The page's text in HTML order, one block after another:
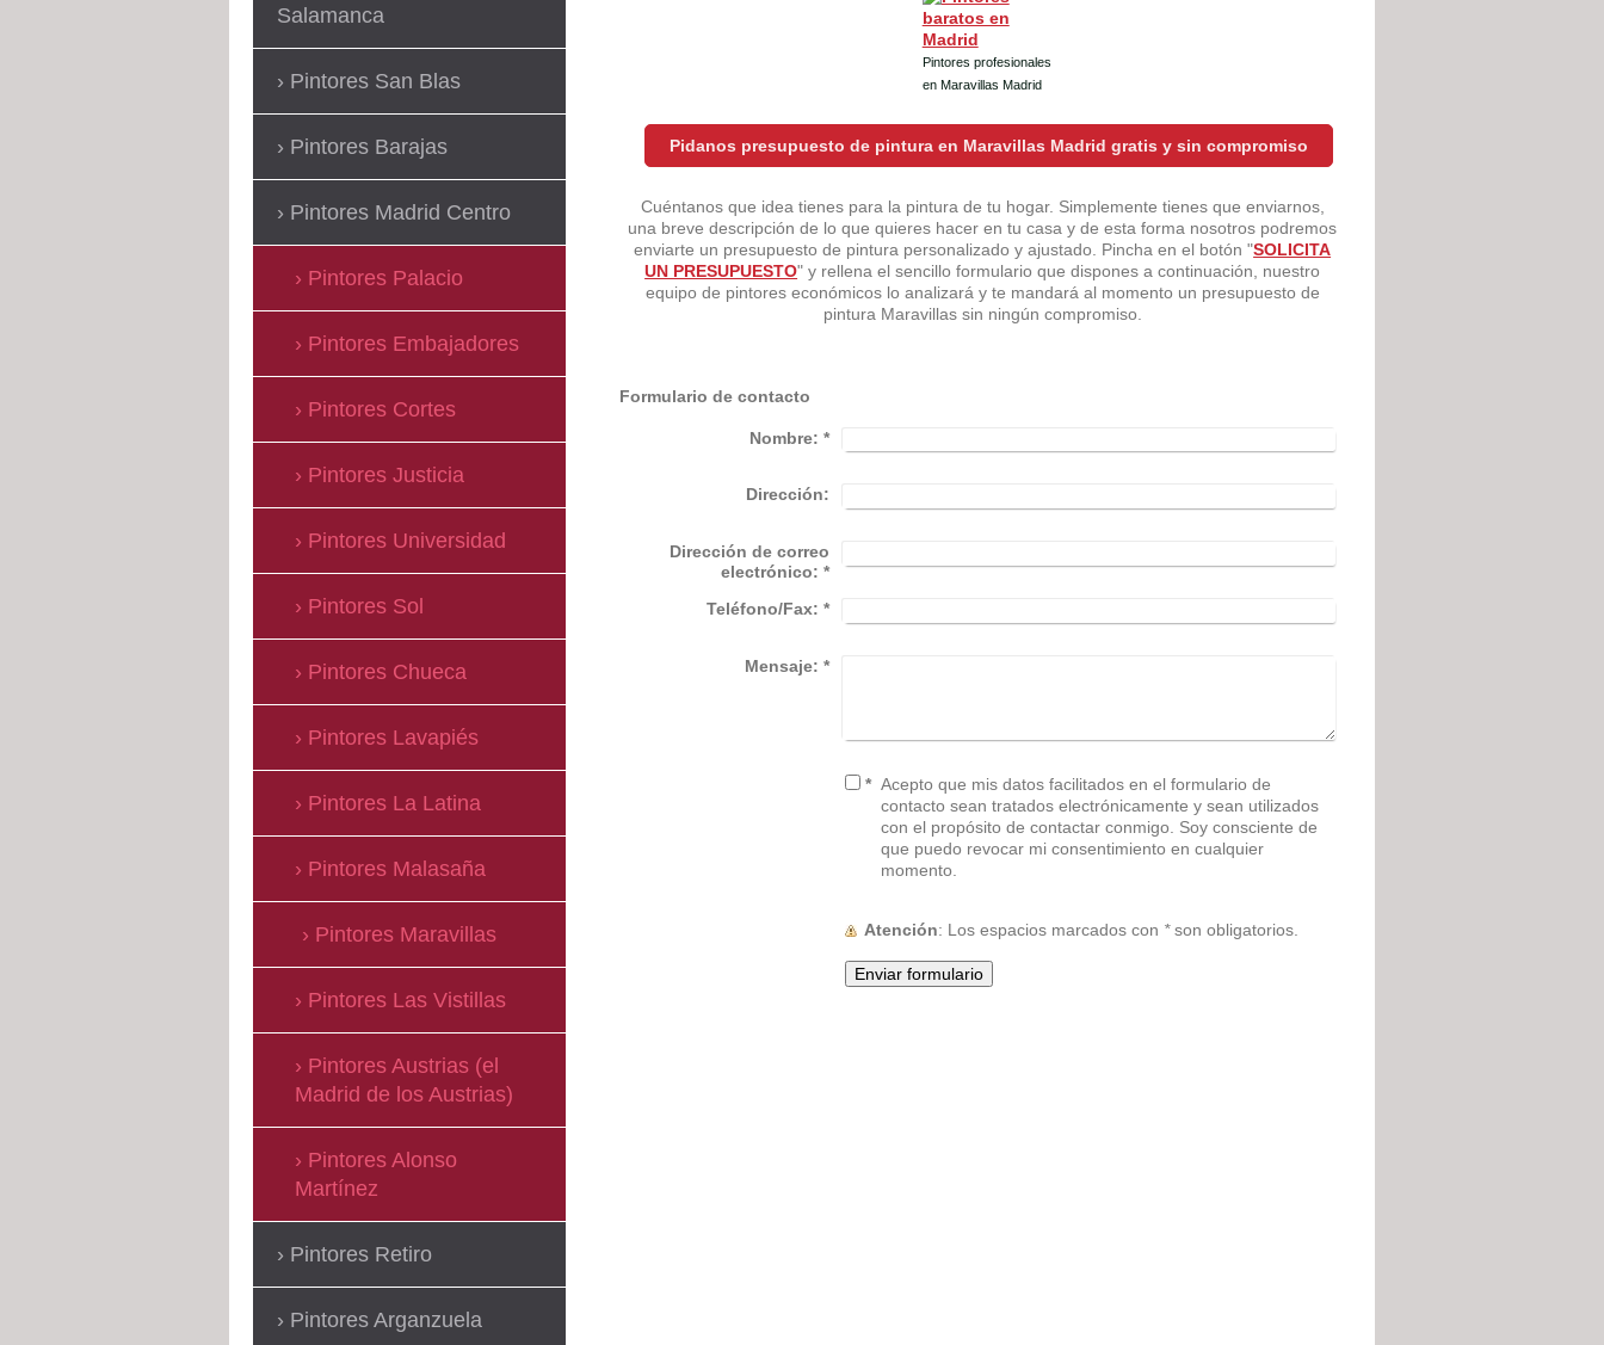
Pintores profesionales
en Maravillas Madrid
Pidanos presupuesto de pintura en Maravillas Madrid gratis y sin compromiso
Cuéntanos que idea tienes para la pintura de tu hogar. Simplemente tienes que enviarnos,
una breve descripción de lo que quieres hacer en tu casa y de esta forma nosotros podremos
enviarte un presupuesto de pintura personalizado y ajustado. Pincha en el botón "SOLICITA
UN PRESUPUESTO" y rellena el sencillo formulario que dispones a continuación, nuestro
equipo de pintores económicos lo analizará y te mandará al momento un presupuesto de
pintura Maravillas sin ningún compromiso.
Formulario de contacto
Nombre: *
Dirección:
Dirección de correo
electrónico: *
Teléfono/Fax: *
Mensaje: *
* Acepto que mis datos facilitados en el formulario de
contacto sean tratados electrónicamente y sean utilizados
con el propósito de contactar conmigo. Soy consciente de
que puedo revocar mi consentimiento en cualquier
momento.
Atención : Los espacios marcados con *son obligatorios.
Salamanca
Pintores San Blas
Pintores Barajas
Pintores Madrid Centro
Pintores Palacio
Pintores Embajadores
Pintores Cortes
Pintores Justicia
Pintores Universidad
Pintores Sol
Pintores Chueca
Pintores Lavapiés
Pintores La Latina
Pintores Malasaña
Pintores Maravillas
Pintores Las Vistillas
Pintores Austrias (el
Madrid de los Austrias)
Pintores Alonso
Martínez
Pintores Retiro
Pintores Arganzuela